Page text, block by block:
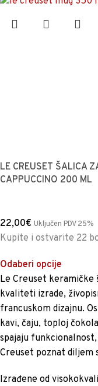
LE CREUSET ŠALICA
CAPPUCCINO 200 ML
22,00€ Uključen PDV 25%
Kupite i ostvarite 22
Odaberi opcije
Le Creuset keramičke
kvaliteti izrade,
francuskom dizajnu.
kavi, čaju, toploj
spajaju
Creuset poznat diljem
Izrađene od